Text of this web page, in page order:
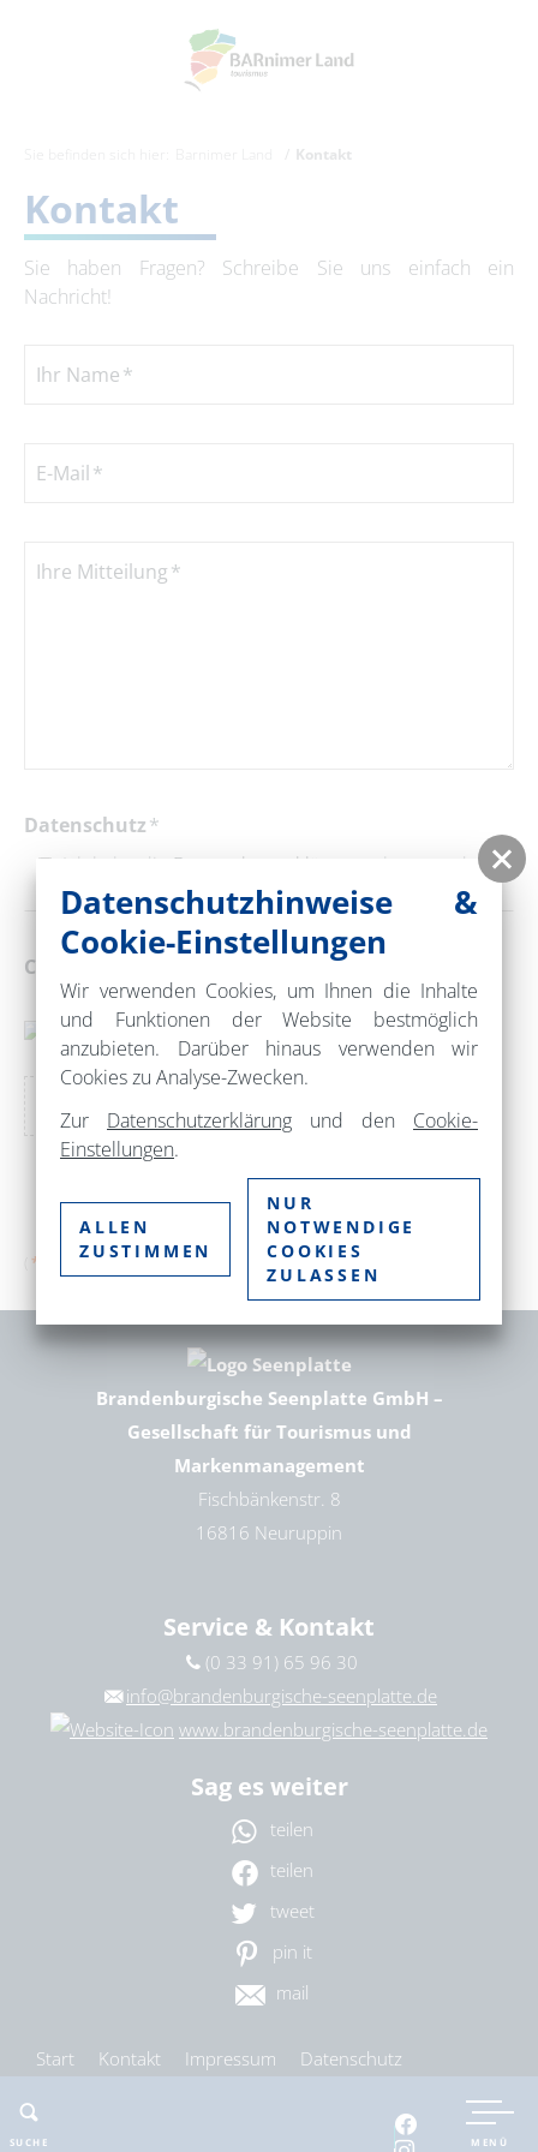
MENÜ
SUCHE
Kontakt
Kontakt
Sie haben Fragen? Schreibe Sie uns einfach ein
Nachricht!
Ihr Name
E-Mail
Ihre Mitteilung
Datenschutz
Ich habe die Datenschutzerklärung
gelesen und
akzeptiert.
Captcha
ABSENDEN
* ) Pflichtfelder!
Brandenburgische Seenplatte GmbH –
Gesellschaft für Tourismus und
Markenmanagement
Fischbänkenstr. 8
16816 Neuruppin
Service & Kontakt
(0 33 91) 65 96 30
info@brandenburgische-seenplatte.de
www.brandenburgische-seenplatte.de
Sag es weiter
teilen
teilen
tweet
pin it
mail
Start Kontakt Impressum
Datenschutz
Datenschutzhinweise &
Cookie-Einstellungen
Wir verwenden Cookies, um Ihnen die Inhalte
und Funktionen der Website bestmöglich
anzubieten. Darüber hinaus verwenden wir
Cookies zu Analyse-Zwecken.
Zur Datenschutzerklärung und den Cookie-
Einstellungen.
ALLEN
ZUSTIMMEN
NUR
NOTWENDIGE
COOKIES
ZULASSEN